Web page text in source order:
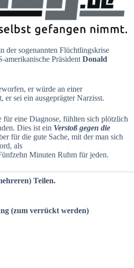
der sogenannten Flüchtlingskrise
amerikanische Präsident Donald
er würde an einer
er sei ein ausgeprägter Narzisst.
für eine Diagnose, fühlten sich plötzlich
Dies ist ein Verstoß gegen die
für die gute Sache, mit der man sich
als
Minuten Ruhm für jeden.
Teilen.
(zum verrückt werden)